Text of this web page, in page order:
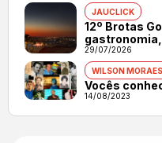
JAUCLICK
12º Brotas
29/07/2026
WILSON MORAES
Vocês
14/08/2023